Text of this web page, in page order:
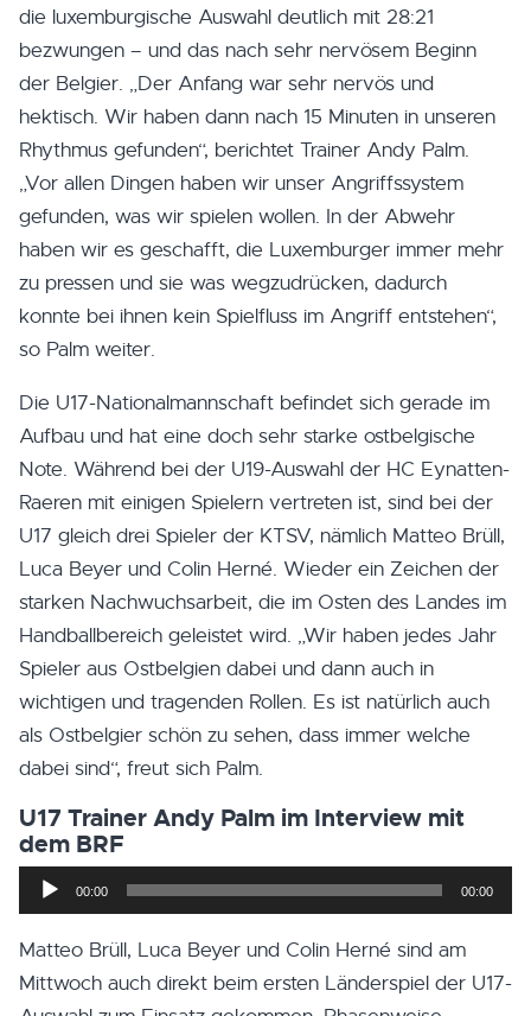
die luxemburgische Auswahl deutlich mit 28:21
bezwungen – und das nach sehr nervösem Beginn
der Belgier. „Der Anfang war sehr nervös und
hektisch. Wir haben dann nach 15 Minuten in unseren
Rhythmus gefunden“, berichtet Trainer Andy Palm.
„Vor allen Dingen haben wir unser Angriffssystem
gefunden, was wir spielen wollen. In der Abwehr
haben wir es geschafft, die Luxemburger immer mehr
zu pressen und sie was wegzudrücken, dadurch
konnte bei ihnen kein Spielfluss im Angriff entstehen“,
so Palm weiter.
Die U17-Nationalmannschaft befindet sich gerade im
Aufbau und hat eine doch sehr starke ostbelgische
Note. Während bei der U19-Auswahl der HC Eynatten-
Raeren mit einigen Spielern vertreten ist, sind bei der
U17 gleich drei Spieler der KTSV, nämlich Matteo Brüll,
Luca Beyer und Colin Herné. Wieder ein Zeichen der
starken Nachwuchsarbeit, die im Osten des Landes im
Handballbereich geleistet wird. „Wir haben jedes Jahr
Spieler aus Ostbelgien dabei und dann auch in
wichtigen und tragenden Rollen. Es ist natürlich auch
als Ostbelgier schön zu sehen, dass immer welche
dabei sind“, freut sich Palm.
U17 Trainer Andy Palm im Interview mit
dem BRF
Audio-
Player
00:00 00:00
Matteo Brüll, Luca Beyer und Colin Herné sind am
Mittwoch auch direkt beim ersten Länderspiel der U17-